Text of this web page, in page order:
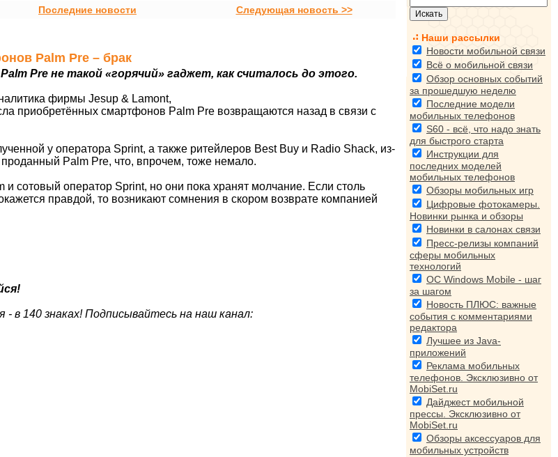
Последние новости Следующая новость >>
Palm Pre – брак
Pre не такой «горячий» гаджет, как считалось до этого.
фирмы Jesup & Lamont,
приобретённых смартфонов Palm Pre возвращаются назад в связи с
у оператора Sprint, а также ритейлеров Best Buy и Radio Shack, из-
Palm Pre, что, впрочем, тоже немало.
сотовый оператор Sprint, но они пока хранят молчание. Если столь
правдой, то возникают сомнения в скором возврате компанией
в 140 знаках! Подписывайтесь на наш канал:
Наши рассылки
Новости мобильной связи
Всё о мобильной связи
Обзор основных событий
за прошедшую неделю
Последние модели
мобильных телефонов
S60 - всё, что надо знать
для быстрого старта
Инструкции для
последних моделей
мобильных телефонов
Обзоры мобильных игр
Цифровые фотокамеры.
Новинки рынка и обзоры
Новинки в салонах связи
Пресс-релизы компаний
сферы мобильных
технологий
ОС Windows Mobile - шаг
за шагом
Новость ПЛЮС: важные
события с комментариями
редактора
Лучшее из Java-
приложений
Реклама мобильных
телефонов. Эксклюзивно от
MobiSet.ru
Дайджест мобильной
прессы. Эксклюзивно от
MobiSet.ru
Обзоры аксессуаров для
мобильных устройств